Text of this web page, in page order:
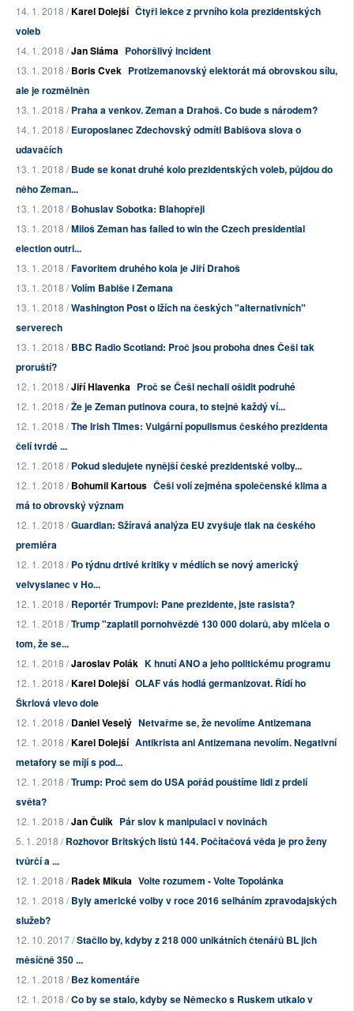
14. 1. 2018 /Karel Dolejší Čtyři lekce z prvního kola prezidentských
voleb
14. 1. 2018 /Jan Sláma Pohoršlivý incident
13. 1. 2018 /Boris Cvek Protizemanovský elektorát má obrovskou sílu,
ale je rozmělněn
13. 1. 2018 /Praha a venkov. Zeman a Drahoš. Co bude s národem?
14. 1. 2018 /Europoslanec Zdechovský odmítl Babišova slova o
udavačích
13. 1. 2018 /Bude se konat druhé kolo prezidentských voleb, půjdou do
něho Zeman...
13. 1. 2018 /Bohuslav Sobotka: Blahopřeji
13. 1. 2018 /Miloš Zeman has failed to win the Czech presidential
election outri...
13. 1. 2018 /Favoritem druhého kola je Jiří Drahoš
13. 1. 2018 /Volím Babiše i Zemana
13. 1. 2018 /Washington Post o lžích na českých "alternativních"
serverech
13. 1. 2018 /BBC Radio Scotland: Proč jsou proboha dnes Češi tak
proruští?
12. 1. 2018 /Jiří Hlavenka Proč se Češi nechali ošidit podruhé
12. 1. 2018 /Že je Zeman putinova coura, to stejně každý ví...
12. 1. 2018 /The Irish TImes: Vulgární populismus českého prezidenta
čelí tvrdé ...
12. 1. 2018 /Pokud sledujete nynější české prezidentské volby...
12. 1. 2018 /Bohumil Kartous Češi volí zejména společenské klima a
má to obrovský význam
12. 1. 2018 /Guardian: Sžíravá analýza EU zvyšuje tlak na českého
premiéra
12. 1. 2018 /Po týdnu drtivé kritiky v médiích se nový americký
velvyslanec v Ho...
12. 1. 2018 /Reportér Trumpovi: Pane prezidente, jste rasista?
12. 1. 2018 /Trump "zaplatil pornohvězdě 130 000 dolarů, aby mlčela o
tom, že se...
12. 1. 2018 /Jaroslav Polák K hnutí ANO a jeho politickému programu
12. 1. 2018 /Karel Dolejší OLAF vás hodlá germanizovat. Řídí ho
Škrlová vlevo dole
12. 1. 2018 /Daniel Veselý Netvařme se, že nevolíme Antizemana
12. 1. 2018 /Karel Dolejší Antikrista ani Antizemana nevolím. Negativní
metafory se míjí s pod...
12. 1. 2018 /Trump: Proč sem do USA pořád pouštíme lidi z prdelí
světa?
12. 1. 2018 /Jan Čulík Pár slov k manipulaci v novinách
5. 1. 2018 /Rozhovor Britských listů 144. Počítačová věda je pro ženy
tvůrčí a ...
12. 1. 2018 /Radek Mikula Volte rozumem - Volte Topolánka
12. 1. 2018 /Byly americké volby v roce 2016 selháním zpravodajských
služeb?
12. 10. 2017 /Stačilo by, kdyby z 218 000 unikátních čtenářů BL jich
měsíčně 350 ...
12. 1. 2018 /Bez komentáře
12. 1. 2018 /Co by se stalo, kdyby se Německo s Ruskem utkalo v